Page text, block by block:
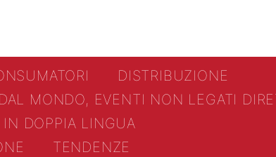
DISTRIBUZIONE
MONDO, EVENTI NON LEGATI
DOPPIA LINGUA
TENDENZE